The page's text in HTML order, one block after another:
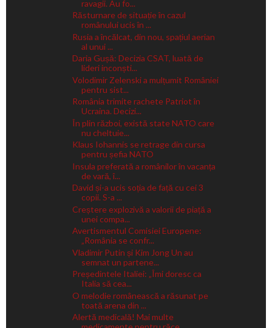
ravagii. Au fo...
Răsturnare de situație în cazul
românului ucis în ...
Rusia a încălcat, din nou, spațiul aerian
al unui ...
Daria Gușă: Decizia CSAT, luată de
lideri inconști...
Volodimir Zelenski a mulțumit României
pentru sist...
România trimite rachete Patriot în
Ucraina. Decizi...
În plin război, există state NATO care
nu cheltuie...
Klaus Iohannis se retrage din cursa
pentru șefia NATO
Insula preferată a românilor în vacanța
de vară, î...
David și-a ucis soția de față cu cei 3
copii. S-a ...
Creștere explozivă a valorii de piață a
unei compa...
Avertismentul Comisiei Europene:
„România se confr...
Vladimir Putin și Kim Jong Un au
semnat un partene...
Președintele Italiei: „Îmi doresc ca
Italia să cea...
O melodie românească a răsunat pe
toată arena din ...
Alertă medicală! Mai multe